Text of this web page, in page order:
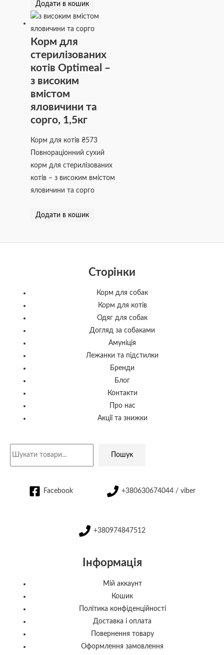
Додати в кошик
Корм для
стерилізованих
котів Optimeal –
з високим
вмістом
яловичини та
сорго, 1,5кг
Корм для котів₴573
Повнораціонний сухий
корм для стерилізованих
котів – з високим вмістом
яловичини та сорго
Додати в кошик
Сторінки
Корм для собак
Корм для котів
Одяг для собак
Догляд за собаками
Амуніція
Лежанки та підстилки
Бренди
Блог
Контакти
Про нас
Акції та знижки
Пошук
Facebook +380630674044 / viber
+380974847512
Інформація
Мій аккаунт
Кошик
Політика конфіденційності
Доставка і оплата
Повернення товару
Оформлення замовлення